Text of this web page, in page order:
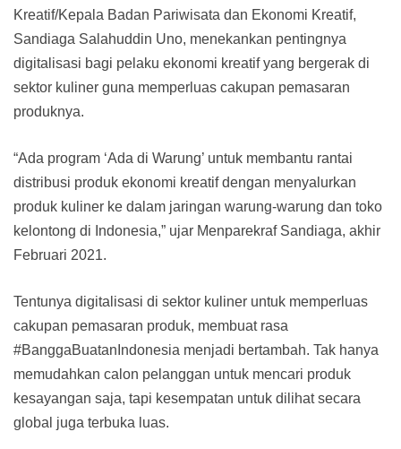
Kreatif/Kepala Badan Pariwisata dan Ekonomi Kreatif,
Sandiaga Salahuddin Uno, menekankan pentingnya
digitalisasi bagi pelaku ekonomi kreatif yang bergerak di
sektor kuliner guna memperluas cakupan pemasaran
produknya.
“Ada program ‘Ada di Warung’ untuk membantu rantai
distribusi produk ekonomi kreatif dengan menyalurkan
produk kuliner ke dalam jaringan warung-warung dan toko
kelontong di Indonesia,” ujar Menparekraf Sandiaga, akhir
Februari 2021.
Tentunya digitalisasi di sektor kuliner untuk memperluas
cakupan pemasaran produk, membuat rasa
#BanggaBuatanIndonesia menjadi bertambah. Tak hanya
memudahkan calon pelanggan untuk mencari produk
kesayangan saja, tapi kesempatan untuk dilihat secara
global juga terbuka luas.